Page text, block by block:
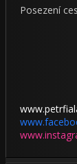
Posezení